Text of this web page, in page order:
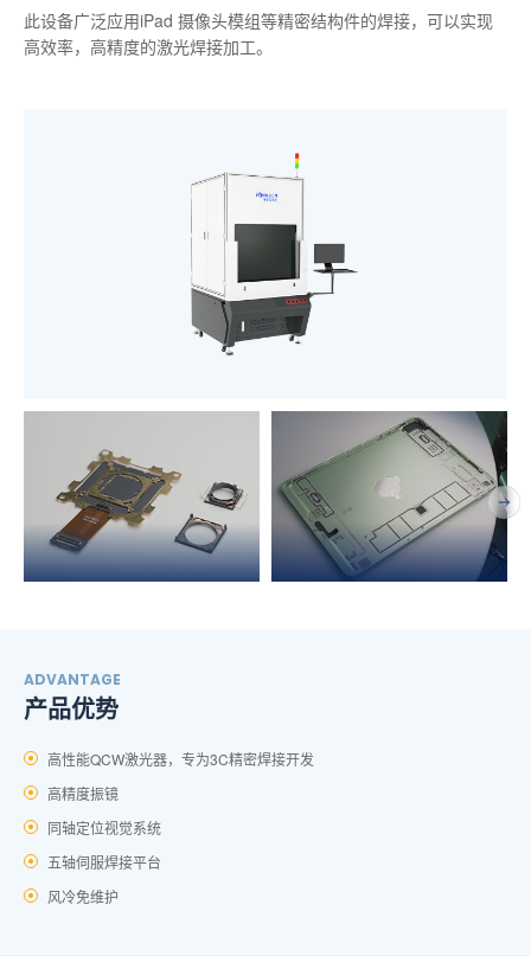
此设备广泛应用iPad 摄像头模组等精密结构件的焊接，可以实现
高效率，高精度的激光焊接加工。
ADVANTAGE
产品优势
高性能QCW激光器，专为3C精密焊接开发
高精度振镜
同轴定位视觉系统
五轴伺服焊接平台
风冷免维护